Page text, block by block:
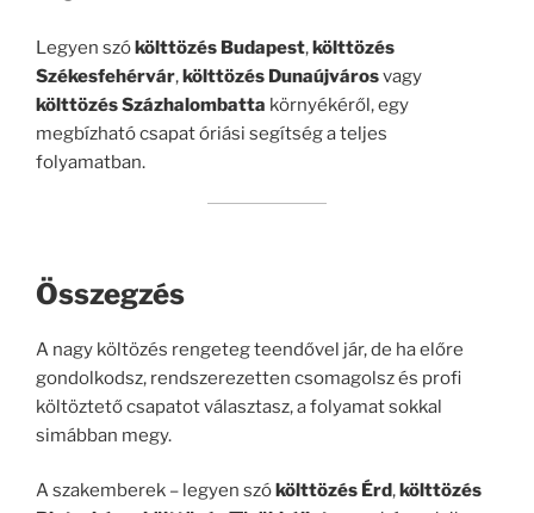
Legyen szókölttözés Budapest,költtözés
Székesfehérvár,költtözés Dunaújvárosvagy
költtözés Százhalombatta környékéről, egy
megbízható csapat óriási segítség a teljes
folyamatban.
Összegzés
A nagy költözés rengeteg teendővel jár, de ha előre
gondolkodsz, rendszerezetten csomagolsz és profi
költöztető csapatot választasz, a folyamat sokkal
simábban megy.
A szakemberek – legyen szókölttözés Érd,költtözés